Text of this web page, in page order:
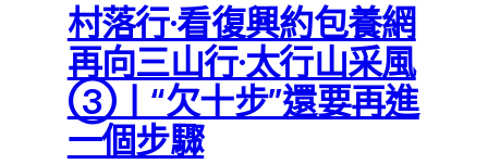
村落行·看復興約包養網
再向三山行·太行山采風
③丨“欠十步”還要再進
一個步驟